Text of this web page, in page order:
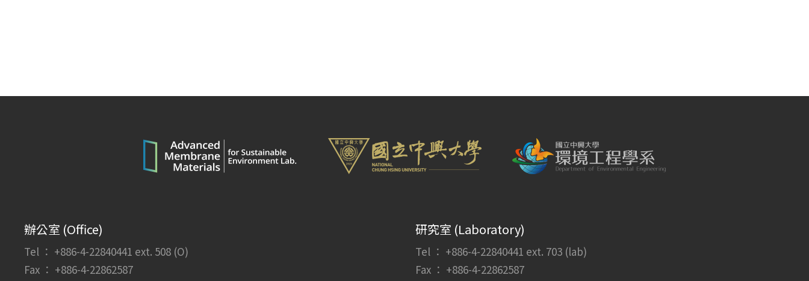
辦公室 (Office)
Tel ： +886-4-22840441 ext. 508 (O)
Fax ： +886-4-22862587
研究室 (Laboratory)
Tel ： +886-4-22840441 ext. 703 (lab)
Fax ： +886-4-22862587